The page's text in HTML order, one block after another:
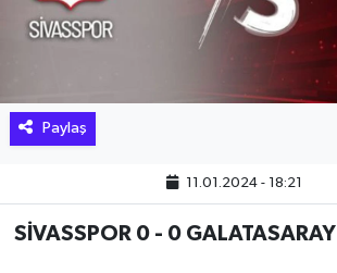
Paylaş
11.01.2024 - 18:21
SİVASSPOR 0 - 0 GALATASARAY
KADIN
MAGAZİN
MAKALE